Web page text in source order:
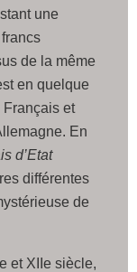
une
de la même
en quelque
Français et
En
d’Etat
différentes
de
et XIIe siècle,